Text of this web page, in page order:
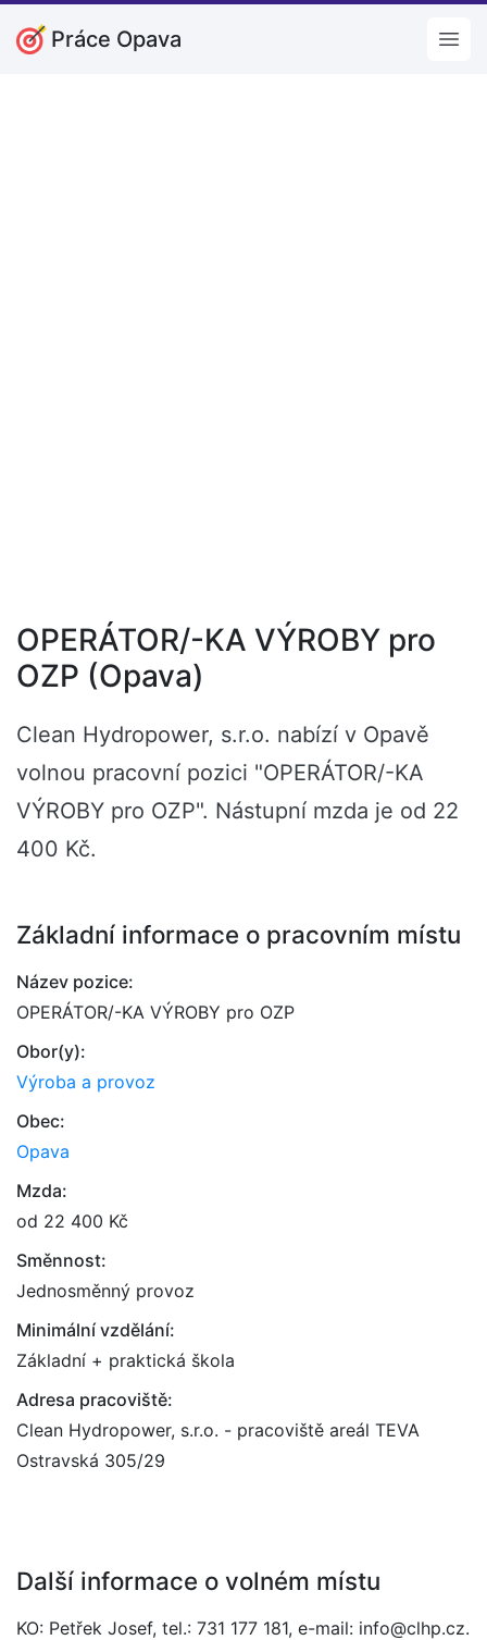
Práce Opava
OPERÁTOR/-KA VÝROBY pro
OZP (Opava)
Clean Hydropower, s.r.o. nabízí v Opavě
volnou pracovní pozici "OPERÁTOR/-KA
VÝROBY pro OZP". Nástupní mzda je od 22
400 Kč.
Základní informace o pracovním místu
Název pozice:
OPERÁTOR/-KA VÝROBY pro OZP
Obor(y):
Výroba a provoz
Obec:
Opava
Mzda:
od 22 400 Kč
Směnnost:
Jednosměnný provoz
Minimální vzdělání:
Základní + praktická škola
Adresa pracoviště:
Clean Hydropower, s.r.o. - pracoviště areál TEVA
Ostravská 305/29
Další informace o volném místu
KO: Petřek Josef, tel.: 731 177 181, e-mail: info@clhp.cz.